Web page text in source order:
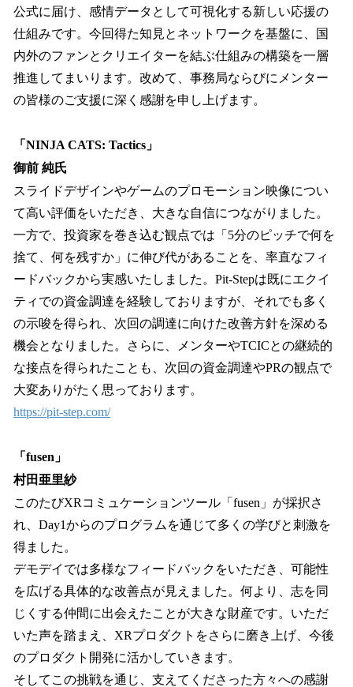
公式に届け、感情データとして可視化する新しい応援の
仕組みです。今回得た知見とネットワークを基盤に、国
内外のファンとクリエイターを結ぶ仕組みの構築を一層
推進してまいります。改めて、事務局ならびにメンター
の皆様のご支援に深く感謝を申し上げます。
「NINJA CATS: Tactics」
御前 純氏
スライドデザインやゲームのプロモーション映像につい
て高い評価をいただき、大きな自信につながりました。
一方で、投資家を巻き込む観点では「5分のピッチで何を
捨て、何を残すか」に伸び代があることを、率直なフィ
ードバックから実感いたしました。Pit-Stepは既にエクイ
ティでの資金調達を経験しておりますが、それでも多く
の示唆を得られ、次回の調達に向けた改善方針を深める
機会となりました。さらに、メンターやTCICとの継続的
な接点を得られたことも、次回の資金調達やPRの観点で
大変ありがたく思っております。
https://pit-step.com/
「fusen」
村田亜里紗
このたびXRコミュケーションツール「fusen」が採択さ
れ、Day1からのプログラムを通じて多くの学びと刺激を
得ました。
デモデイでは多様なフィードバックをいただき、可能性
を広げる具体的な改善点が見えました。何より、志を同
じくする仲間に出会えたことが大きな財産です。いただ
いた声を踏まえ、XRプロダクトをさらに磨き上げ、今後
のプロダクト開発に活かしていきます。
そしてこの挑戦を通じ、支えてくださった方々への感謝